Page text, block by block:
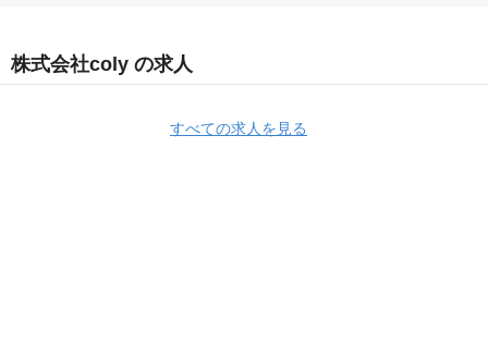
株式会社coly の求人
すべての求人を見る